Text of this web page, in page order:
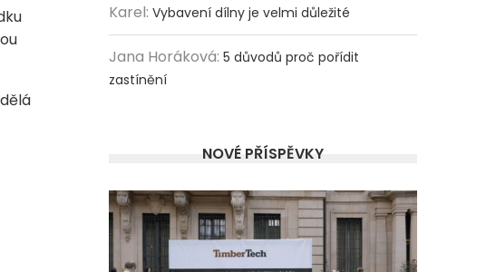
Karel: Vybavení dílny je velmi důležité
Jana Horáková: 5 důvodů proč pořídit
zastínění
NOVÉ PŘÍSPĚVKY